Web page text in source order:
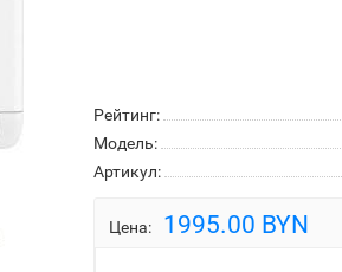
Рейтинг:
Модель:
Артикул:
Цена: 1995.00 BYN